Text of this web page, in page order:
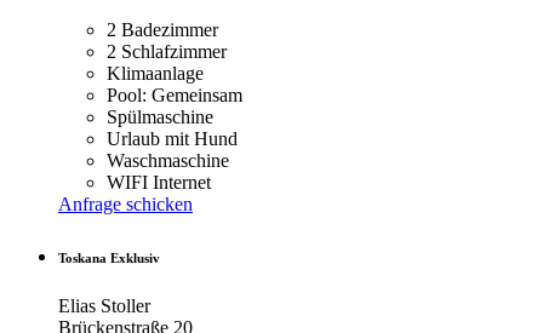
2 Badezimmer
2 Schlafzimmer
Klimaanlage
Pool: Gemeinsam
Spülmaschine
Urlaub mit Hund
Waschmaschine
WIFI Internet
Anfrage schicken
Toskana Exklusiv
Elias Stoller
Brückenstraße 20